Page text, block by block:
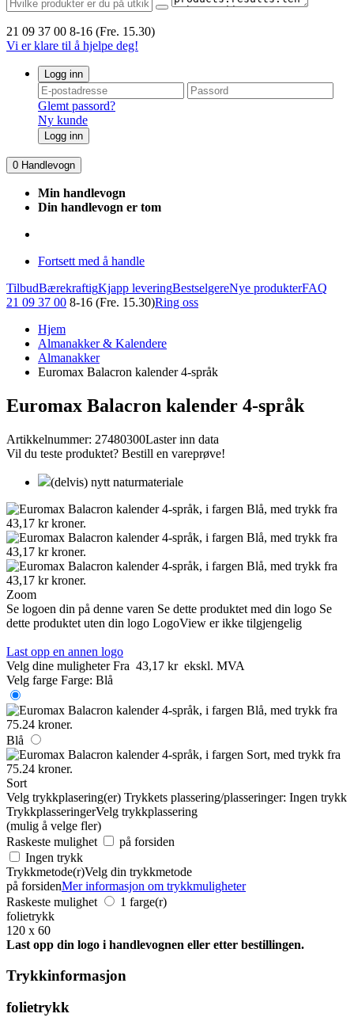
21 09 37 00 8-16 (Fre. 15.30)
Vi er klare til å hjelpe deg!
Logg inn
Glemt passord?
Ny kunde
Logg inn
0 Handlevogn
Min handlevogn
Din handlevogn er tom
Fortsett med å handle
TilbudBærekraftigKjapp leveringBestselgereNye produkterFAQ
21 09 37 00 8-16 (Fre. 15.30)Ring oss
Hjem
Almanakker & Kalendere
Almanakker
Euromax Balacron kalender 4-språk
Euromax Balacron kalender 4-språk
Artikkelnummer: 27480300Laster inn data
Vil du teste produktet? Bestill en vareprøve!
(delvis) nytt naturmateriale
Zoom
Se logoen din på denne varen Se dette produktet med din logo Se
dette produktet uten din logo LogoView er ikke tilgjengelig
Last opp en annen logo
Velg dine muligheter Fra 43,17 kr ekskl. MVA
Velg farge Farge: Blå
Blå
Sort
Velg trykkplasering(er) Trykkets plassering/plasseringer: Ingen trykk
TrykkplasseringerVelg trykkplassering
(mulig å velge fler)
Raskeste mulighet
på forsiden
Ingen trykk
Trykkmetode(r)Velg din trykkmetode
på forsidenMer informasjon om trykkmuligheter
Raskeste mulighet
1 farge(r)
folietrykk
120 x 60
Last opp din logo i handlevognen eller etter bestillingen.
Trykkinformasjon
folietrykk